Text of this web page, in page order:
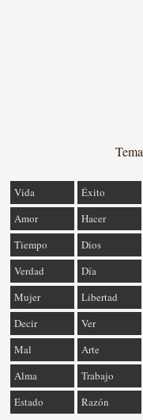
Vida Éxito
Amor
Hacer
Tiempo
Dios
Verdad
Día
Mujer
Libertad
Decir
Ver
Mal
Arte
Alma
Trabajo
Estado
Razón